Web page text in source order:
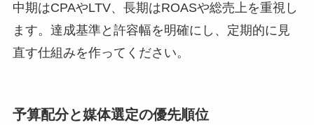
中期はCPAやLTV、長期はROASや総売上を重視し
ます。達成基準と許容幅を明確にし、定期的に見
直す仕組みを作ってください。
予算配分と媒体選定の優先順位